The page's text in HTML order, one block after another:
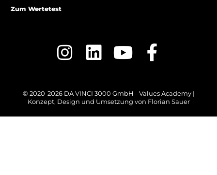
Zum Wertetest
© 2020-2026 DA VINCI 3000 GmbH - Values Academy |
Konzept, Design und Umsetzung von Florian Sauer